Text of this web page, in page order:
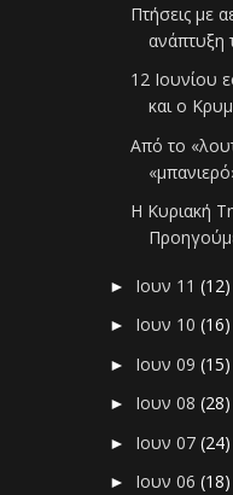
Πτήσεις με
ανάπτυξη
12 Ιουνίου
και ο
Από το
Η Κυριακή
► Ιουν 11(12)
► Ιουν 10(16)
► Ιουν 09(15)
► Ιουν 08(28)
► Ιουν 07(24)
► Ιουν 06(18)